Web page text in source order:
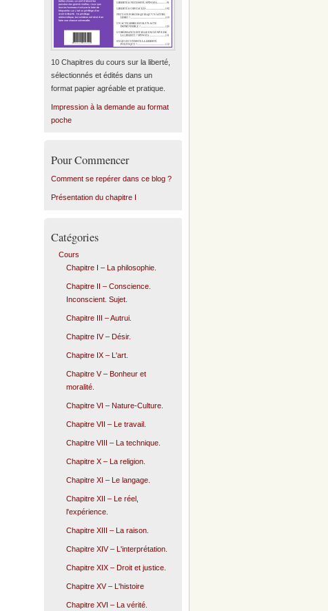
10 Chapitres du cours sur la liberté,
sélectionnés et édités dans un
format papier agréable et pratique.
Impression à la demande au format
poche
Pour Commencer
Comment se repérer dans ce blog ?
Présentation du chapitre I
Catégories
Cours
Chapitre I – La philosophie.
Chapitre II – Conscience.
Inconscient. Sujet.
Chapitre III – Autrui.
Chapitre IV – Désir.
Chapitre IX – L'art.
Chapitre V – Bonheur et
moralité.
Chapitre VI – Nature-Culture.
Chapitre VII – Le travail.
Chapitre VIII – La technique.
Chapitre X – La religion.
Chapitre XI – Le langage.
Chapitre XII – Le réel,
l'expérience.
Chapitre XIII – La raison.
Chapitre XIV – L'interprétation.
Chapitre XIX – Droit et justice.
Chapitre XV – L'histoire
Chapitre XVI – La vérité.